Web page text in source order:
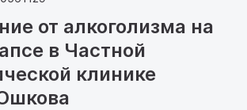
от алкоголизма на
в Частной
клинике